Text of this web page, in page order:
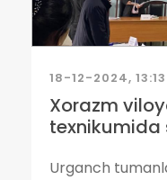
18-12-2024, 13:13
Xorazm
Urganch